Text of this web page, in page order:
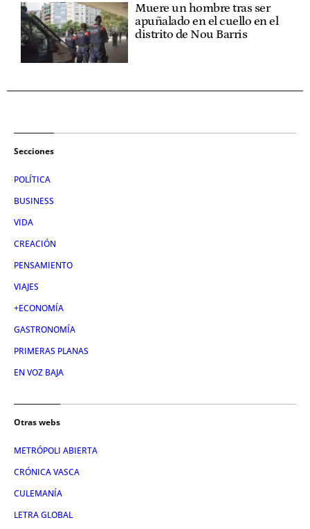
Muere un hombre tras ser
apuñalado en el cuello en el
distrito de Nou Barris
Secciones
POLÍTICA
BUSINESS
VIDA
CREACIÓN
PENSAMIENTO
VIAJES
+ECONOMÍA
GASTRONOMÍA
PRIMERAS PLANAS
EN VOZ BAJA
Otras webs
METRÓPOLI ABIERTA
CRÓNICA VASCA
CULEMANÍA
LETRA GLOBAL